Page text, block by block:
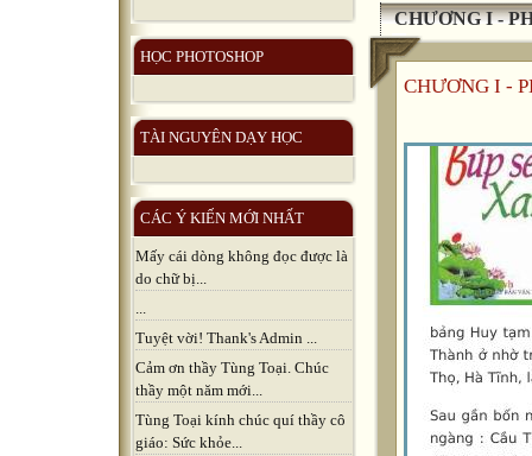
HỌC PHOTOSHOP
TÀI NGUYÊN DẠY HỌC
CÁC Ý KIẾN MỚI NHẤT
Mấy cái dòng không đọc được là
do chữ bị...
...
Tuyệt vời! Thank's Admin ...
Cảm ơn thầy Tùng Toại. Chúc
thầy một năm mới...
Tùng Toại kính chúc quí thầy cô
giáo: Sức khỏe...
CHƯƠNG I -
CHƯƠNG I -